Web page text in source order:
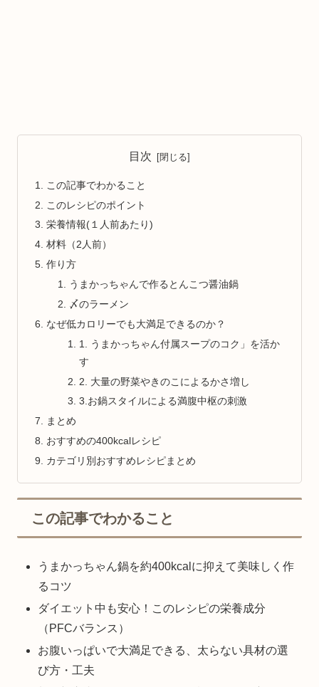
目次
この記事でわかること
このレシピのポイント
栄養情報(１人前あたり)
材料（2人前）
作り方
うまかっちゃんで作るとんこつ醤油鍋
〆のラーメン
なぜ低カロリーでも大満足できるのか？
1. うまかっちゃん付属スープのコク」を活か
す
2. 大量の野菜やきのこによるかさ増し
3.お鍋スタイルによる満腹中枢の刺激
まとめ
おすすめの400kcalレシピ
カテゴリ別おすすめレシピまとめ
この記事でわかること
うまかっちゃん鍋を約400kcalに抑えて美味しく作
るコツ
ダイエット中も安心！このレシピの栄養成分
（PFCバランス）
お腹いっぱいで大満足できる、太らない具材の選
び方・工夫